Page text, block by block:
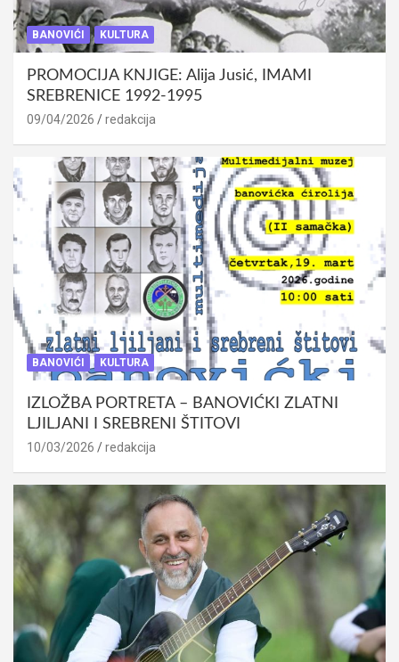
BANOVIĆI KULTURA
PROMOCIJA KNJIGE: Alija Jusić, IMAMI
SREBRENICE 1992-1995
09/04/2026 redakcija
BANOVIĆI KULTURA
IZLOŽBA PORTRETA – BANOVIĆKI ZLATNI
LJILJANI I SREBRENI ŠTITOVI
10/03/2026 redakcija